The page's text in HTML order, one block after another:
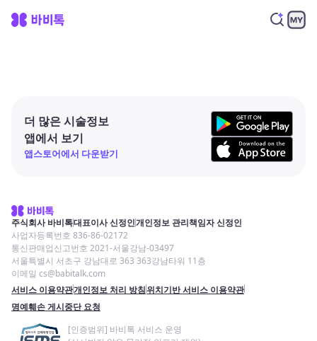
더 많은 시술정보
앱에서 보기
앱스토어에서 다운받기
주식회사 바비톡대표이사 신정인개인정보 관리책임자 신정인
사업자등록번호 836-86-02172
통신판매업신고번호 2021-서울강남-03497
서울특별시 서초구 강남대로 363 363강남타워 11층
이메일 cs@babitalk.com
서비스 이용약관개인정보 처리 방침위치기반 서비스 이용약관
명예훼손 게시중단 요청
[인증범위] 바비톡 서비스 운영